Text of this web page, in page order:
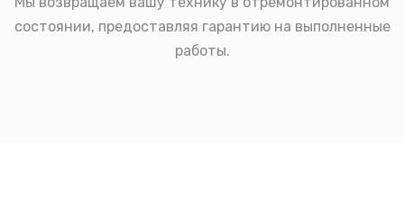
состоянии, предоставляя гарантию на выполненные
работы.